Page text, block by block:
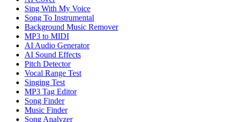
Sing With My Voice
Song To Instrumental
Background Music Remover
MP3 to MIDI
AI Audio Generator
AI Sound Effects
Pitch Detector
Vocal Range Test
Singing Test
MP3 Tag Editor
Song Finder
Music Finder
Song Analyzer